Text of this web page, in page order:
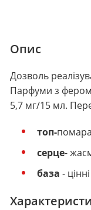
Опис
Дозволь
Парфуми з
5,7 мг/15 мл.
топ-
серце-
база -